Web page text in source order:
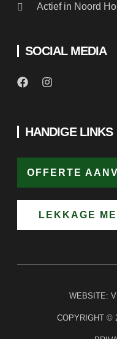
Actief in Noord
SOCIAL MEDIA
HANDIGE LINKS
OFFERTE
LEKKAGE
COPYRIGHT ©
WEBSITE: